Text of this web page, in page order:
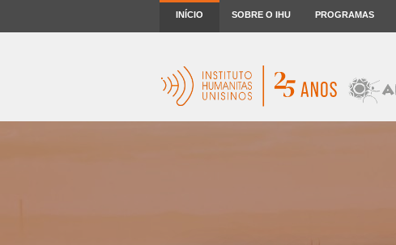
INÍCIO SOBRE O IHU PROGRAMAS